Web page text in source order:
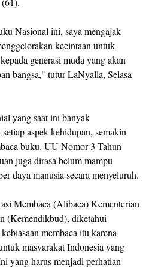
Nasional ini, saya mengajak
kecintaan untuk
generasi muda yang akan
bangsa," tutur LaNyalla, Selasa
yang saat ini banyak
aspek kehidupan, semakin
buku. UU Nomor 3 Tahun
juga dirasa belum mampu
daya manusia secara menyeluruh.
Membaca (Alibaca) Kementerian
(Kemendikbud), diketahui
membaca itu karena
masyarakat Indonesia yang
yang harus menjadi perhatian